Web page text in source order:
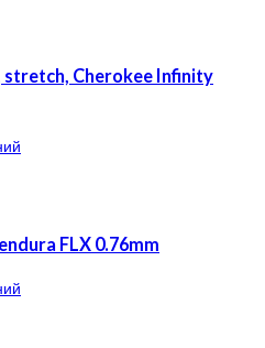
stretch, Cherokee Infinity
FLX 0.76mm